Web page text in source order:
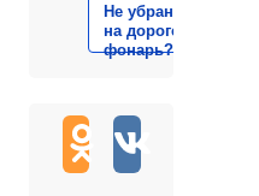
Не убран мусор, яма
на дороге, не горит
фонарь?